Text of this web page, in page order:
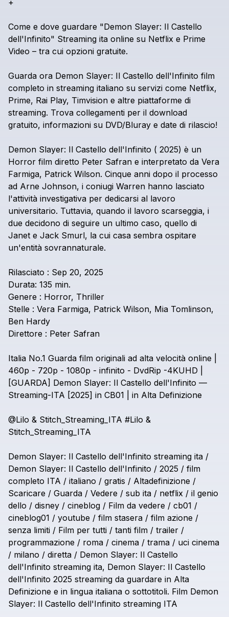
+
Come e dove guardare "Demon Slayer: Il Castello
dell'Infinito" Streaming ita online su Netflix e Prime
Video – tra cui opzioni gratuite.
Guarda ora Demon Slayer: Il Castello dell'Infinito film
completo in streaming italiano su servizi come Netflix,
Prime, Rai Play, Timvision e altre piattaforme di
streaming. Trova collegamenti per il download
gratuito, informazioni su DVD/Bluray e date di rilascio!
Demon Slayer: Il Castello dell'Infinito ( 2025) è un
Horror film diretto Peter Safran e interpretato da Vera
Farmiga, Patrick Wilson. Cinque anni dopo il processo
ad Arne Johnson, i coniugi Warren hanno lasciato
l'attività investigativa per dedicarsi al lavoro
universitario. Tuttavia, quando il lavoro scarseggia, i
due decidono di seguire un ultimo caso, quello di
Janet e Jack Smurl, la cui casa sembra ospitare
un'entità sovrannaturale.
Rilasciato : Sep 20, 2025
Durata: 135 min.
Genere : Horror, Thriller
Stelle : Vera Farmiga, Patrick Wilson, Mia Tomlinson,
Ben Hardy
Direttore : Peter Safran
Italia No.1 Guarda film originali ad alta velocità online
460p - 720p - 1080p - infinito - DvdRip -4KUHD
[GUARDA] Demon Slayer: Il Castello dell'Infinito —
Streaming-ITA [2025] in CB01 in Alta Definizione
@Lilo & Stitch_Streaming_ITA #Lilo &
Stitch_Streaming_ITA
Demon Slayer: Il Castello dell'Infinito streaming ita /
Demon Slayer: Il Castello dell'Infinito / 2025 / film
completo ITA / italiano / gratis / Altadefinizione /
Scaricare / Guarda / Vedere / sub ita / netflix / il genio
dello / disney / cineblog / Film da vedere / cb01 /
cineblog01 / youtube / film stasera / film azione /
senza limiti / Film per tutti / tanti film / trailer /
programmazione / roma / cinema / trama / uci cinema
/ milano / diretta / Demon Slayer: Il Castello
dell'Infinito streaming ita, Demon Slayer: Il Castello
dell'Infinito 2025 streaming da guardare in Alta
Definizione e in lingua italiana o sottotitoli. Film Demon
Slayer: Il Castello dell'Infinito streaming ITA